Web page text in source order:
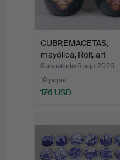
CUBREMACETAS,
mayólica, Rolf, art
nouveau,…
Subastado 6 ago 2026
19 pujas
176 USD